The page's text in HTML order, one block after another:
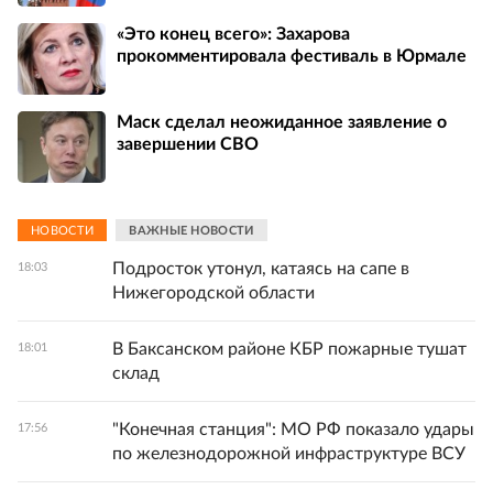
«Это конец всего»: Захарова
прокомментировала фестиваль в Юрмале
Маск сделал неожиданное заявление о
завершении СВО
НОВОСТИ ВАЖНЫЕ НОВОСТИ
18:03
Подросток утонул, катаясь на сапе в
Нижегородской области
18:01
В Баксанском районе КБР пожарные тушат
склад
17:56
"Конечная станция": МО РФ показало удары
по железнодорожной инфраструктуре ВСУ